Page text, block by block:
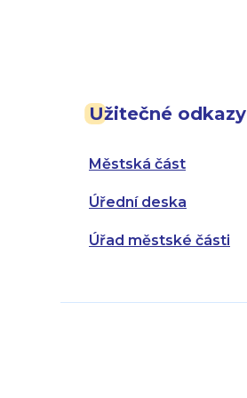
Užitečné odkazy
Městská část
Úřední deska
Úřad městské části